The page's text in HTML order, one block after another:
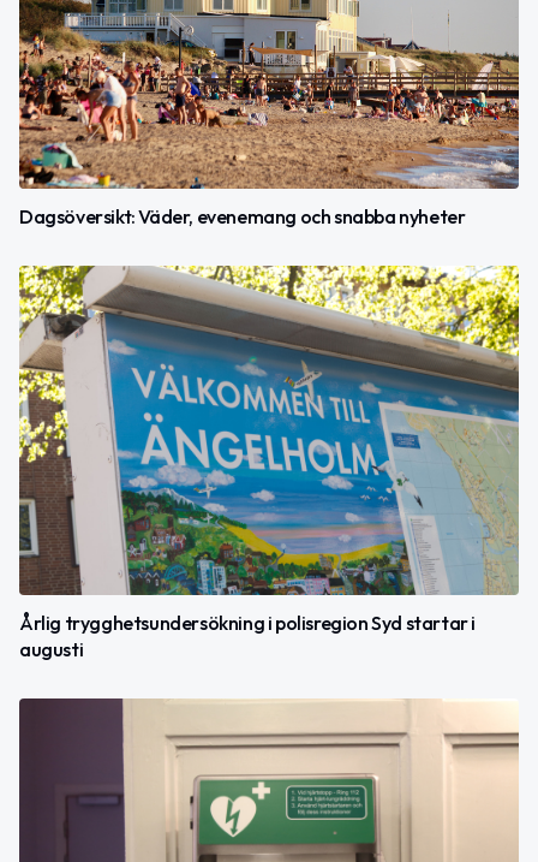
Dagsöversikt: Väder, evenemang och snabba nyheter
Årlig trygghetsundersökning i polisregion Syd startar i
augusti